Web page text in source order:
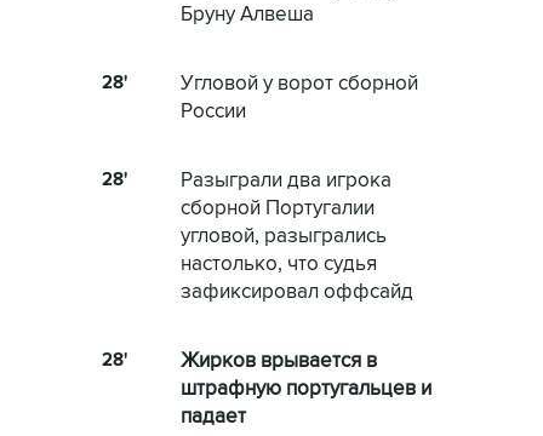
Бруну Алвеша
28'
Угловой у ворот сборной
России
28'
Разыграли два игрока
сборной Португалии
угловой, разыгрались
настолько, что судья
зафиксировал оффсайд
28'
Жирков врывается в
штрафную португальцев и
падает